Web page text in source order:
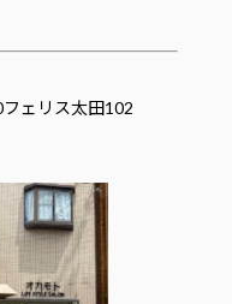
ェリス太田102